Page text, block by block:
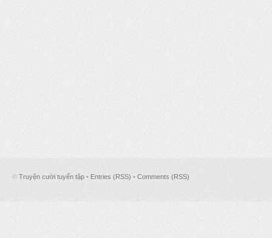
© Truyện cười tuyển tập • Entries (RSS) • Comments (RSS)